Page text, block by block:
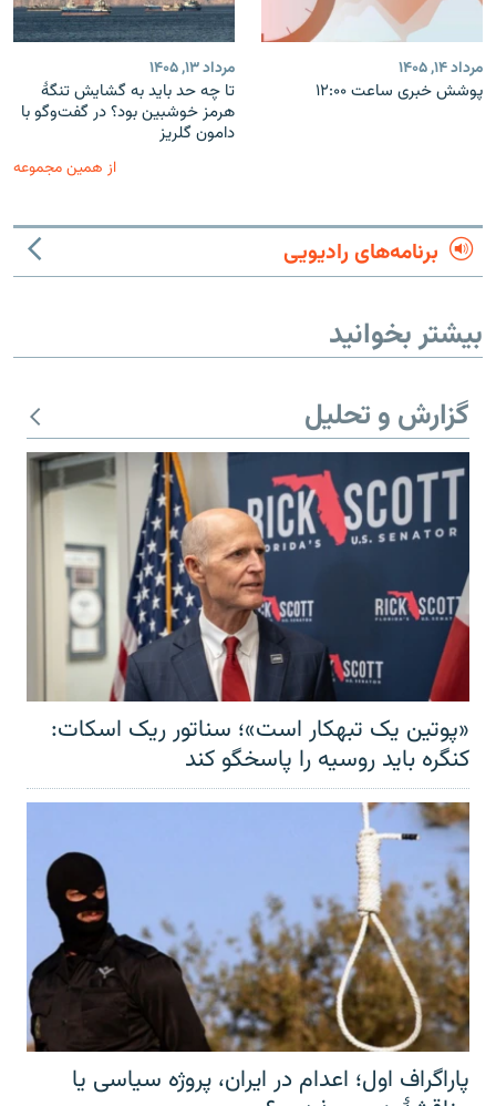
مرداد ۱۴, ۱۴۰۵
پوشش خبری ساعت ۱۲:۰۰
مرداد ۱۳, ۱۴۰۵
تا چه حد باید به گشایش تنگهٔ
هرمز خوشبین بود؟ در گفت‌وگو با
دامون گلریز
از همین مجموعه
برنامه‌های رادیویی
بیشتر بخوانید
گزارش و تحلیل
«پوتین یک تبهکار است»؛ سناتور ریک اسکات:
کنگره باید روسیه را پاسخگو کند
پاراگراف اول؛ اعدام در ایران، پروژه سیاسی یا